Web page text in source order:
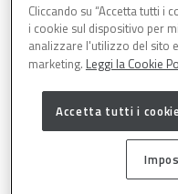
Carrozzeria è una testata di
Cliccando su “Accetta tutti i
i cookie sul dispositivo per
analizzare l'utilizzo del sito
marketing. Leggi la Cookie
Accetta tutti i